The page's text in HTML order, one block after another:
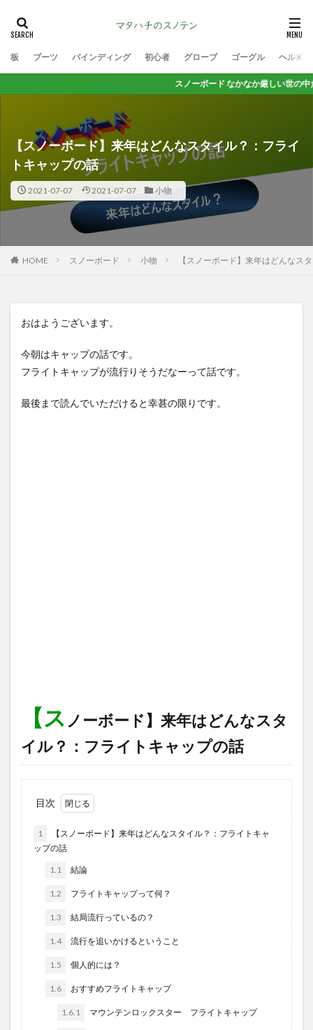
板 ブーツ バインディング 初心者 グローブ ゴーグル ヘルメ
スノーボード なかなか厳しい世の中だけど 思いっ
【スノーボード】来年はどんなスタイル？：フライ
トキャップの話
2021-07-07 2021-07-07 小物
HOME スノーボード 小物 【スノーボード】来年はどんなス
おはようございます。
今朝はキャップの話です。
フライトキャップが流行りそうだなーって話です。
最後まで読んでいただけると幸甚の限りです。
【ス ノーボード】来年はどんなスタ
イル？：フライトキャップの話
目次
1
【スノーボード】来年はどんなスタイル？：フライトキャ
ップの話
1.1 結論
1.2 フライトキャップって何？
1.3 結局流行っているの？
1.4 流行を追いかけるということ
1.5 個人的には？
1.6 おすすめフライトキャップ
1.6.1 マウンテンロックスター フライトキャップ